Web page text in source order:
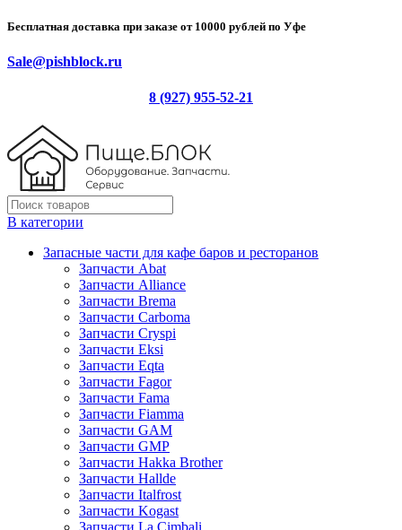
Бесплатная доставка при заказе от 10000 рублей по Уфе
Sale@pishblock.ru
8 (927) 955-52-21
В категории
Запасные части для кафе баров и ресторанов
Запчасти Abat
Запчасти Alliance
Запчасти Brema
Запчасти Carboma
Запчасти Cryspi
Запчасти Eksi
Запчасти Eqta
Запчасти Fagor
Запчасти Fama
Запчасти Fiamma
Запчасти GAM
Запчасти GMP
Запчасти Hakka Brother
Запчасти Hallde
Запчасти Italfrost
Запчасти Kogast
Запчасти La Cimbali